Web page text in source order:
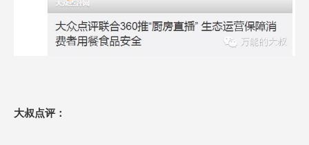
大叔点评：